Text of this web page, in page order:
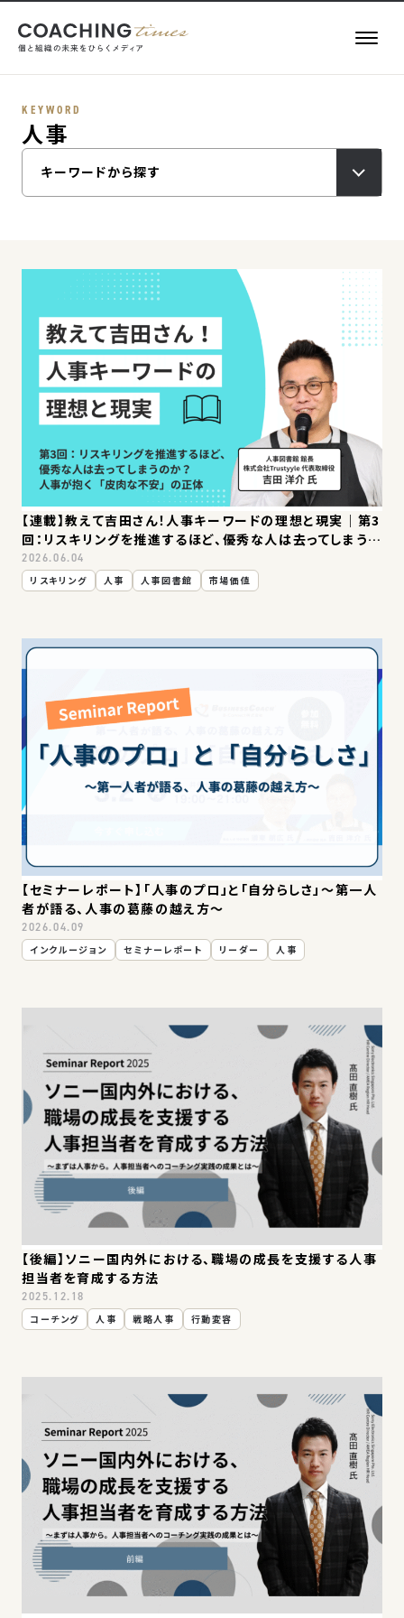
記事一覧
お役立ち情報
キーワード一覧
AboutCOACHING TIMES
メールマガジン
お問い合わせ
KEYWORD
人事
キーワードから探す
【連載】教えて吉田さん！人事キーワードの理想と現実｜第3
回：リスキリングを推進するほど、優秀な人は去ってしまうの
か？人事が抱く「皮肉な不安」の正体
2026.06.04
リスキリング
人事 人事図書館 市場価値
【セミナーレポート】「人事のプロ」と「自分らしさ」～第一人
者が語る、人事の葛藤の越え方～
2026.04.09
インクルージョン
セミナーレポート リーダー 人事
【後編】ソニー国内外における、職場の成長を支援する人事
担当者を育成する方法​​​​
2025.12.18
コーチング
人事 戦略人事 行動変容